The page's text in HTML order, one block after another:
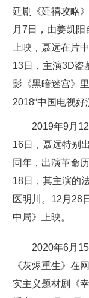
廷剧《延禧攻略
月7日，由姜凯阳
上映，聂远在片
13日，主演3D盗
影《黑暗迷宫》
2018“中国电视好
2019年9月
16日，聂远特别
同年，出演革命
18日，其主演的
医明川。12月28
中局》上映。
2020年6月
《灰烬重生》在
实主义题材剧《